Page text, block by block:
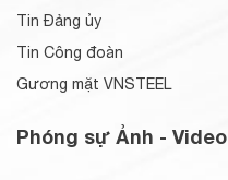
Tin Đảng ủy
Tin Công đoàn
Gương mặt VNSTEEL
Phóng sự Ảnh - Video